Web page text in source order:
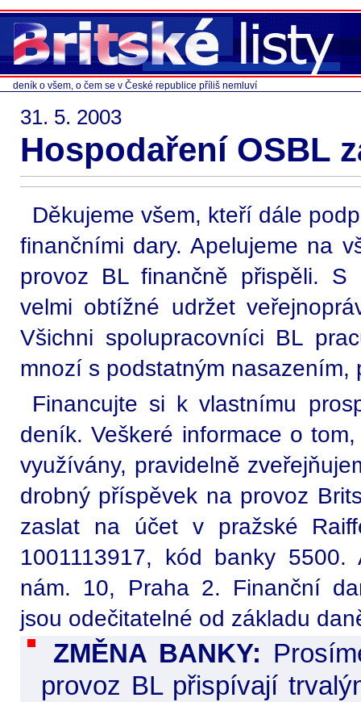
deník o všem, o čem se v České republice příliš nemluví
31. 5. 2003
Hospodaření OSBL
Děkujeme všem, kteří dále
finančními dary. Apelujeme na
provoz BL finančně přispěli. S
velmi obtížné udržet
Všichni spolupracovníci BL
mnozí s podstatným nasazením,
Financujte si k vlastnímu
deník. Veškeré informace o
využívány, pravidelně
drobný příspěvek na provoz
zaslat na účet v pražské
1001113917, kód banky
nám. 10, Praha 2. Finanční
jsou odečitatelné od základu
ZMĚNA BANKY:
provoz BL přispívají